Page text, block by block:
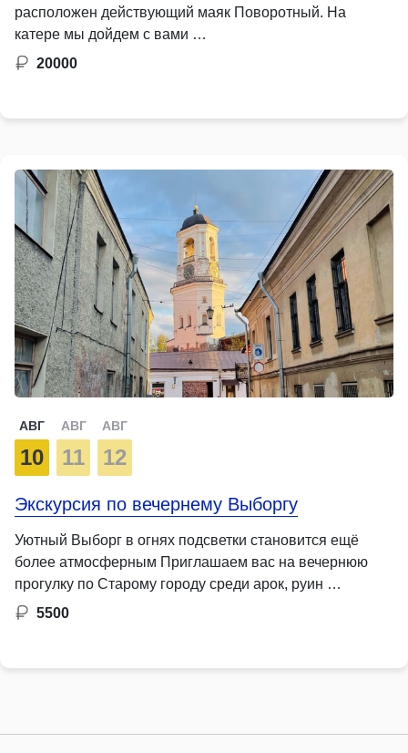
расположен действующий маяк Поворотный. На
катере мы дойдем с вами …
20000
АВГ
10
АВГ
11
АВГ
12
Экскурсия по вечернему Выборгу
Уютный Выборг в огнях подсветки становится ещё
более атмосферным Приглашаем вас на вечернюю
прогулку по Старому городу среди арок, руин …
5500